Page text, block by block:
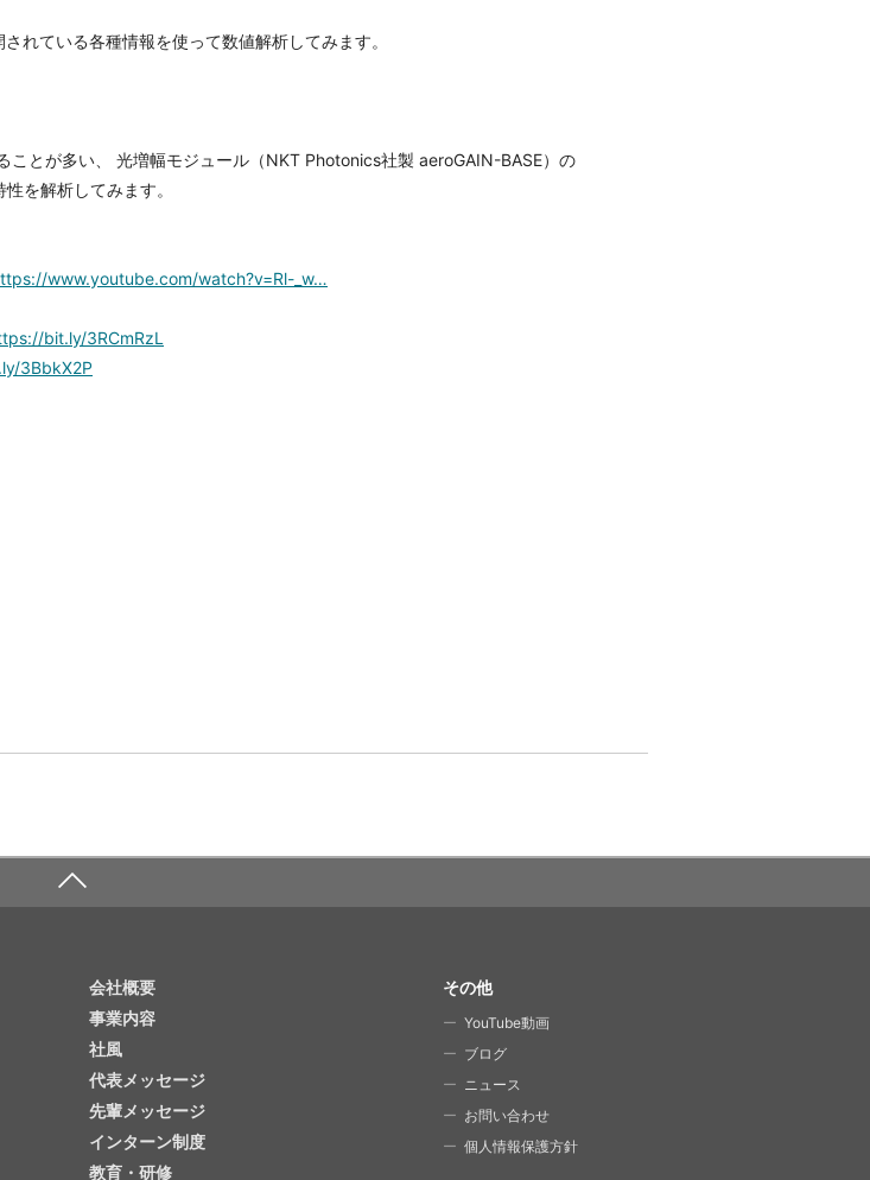
れている各種情報を使って数値解析してみます。
とが多い、 光増幅モジュール（NKT Photonics社製 aeroGAIN-BASE）の
を解析してみます。
www.youtube.com/watch?v=Rl-_w…
bit.ly/3RCmRzL
3BbkX2P
会社概要
事業内容
社風
代表メッセージ
先輩メッセージ
インターン制度
教育・研修
その他
YouTube動画
ブログ
ニュース
お問い合わせ
個人情報保護方針